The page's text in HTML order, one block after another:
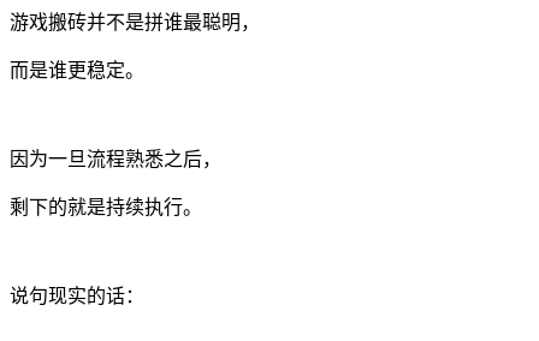
游戏搬砖并不是拼谁最聪明，
而是谁更稳定。
因为一旦流程熟悉之后，
剩下的就是持续执行。
说句现实的话：